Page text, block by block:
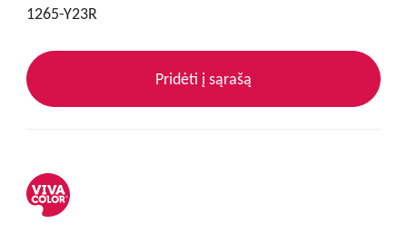
1265-Y23R
Pridėti į sąrašą